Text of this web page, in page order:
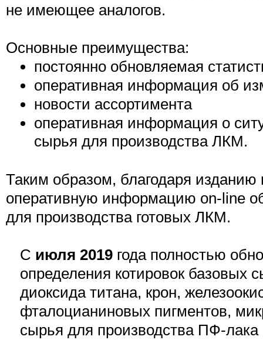
не имеющее аналогов.
Основные преимущества:
постоянно обновляемая
оперативная информация об
новости ассортимента
оперативная информация о
сырья для производства ЛКМ.
Таким образом, благодаря изданию
оперативную информацию on-line
для производства готовых ЛКМ.
С июля 2019 года полностью
определения котировок базовых
диоксида титана, крон,
фталоцианиновых пигментов,
сырья для производства ПФ-лака